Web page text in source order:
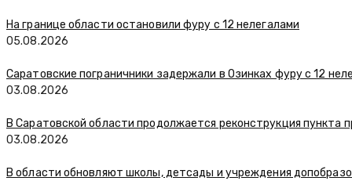
На границе области остановили фуру с 12 нелегалами
05.08.2026
Саратовские пограничники задержали в Озинках фуру с 12
03.08.2026
В Саратовской области продолжается реконструкция пункта
03.08.2026
В области обновляют школы, детсады и учреждения